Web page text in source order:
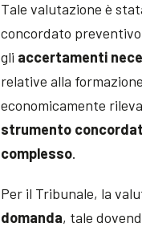
Tale valutazione è
concordato
gli accertamenti
relative alla
economicamente
strumento
complesso.
Per il Tribunale, la
domanda, tale